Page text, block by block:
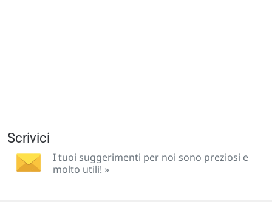
Scrivici
I tuoi suggerimenti per noi sono preziosi e
molto utili! »